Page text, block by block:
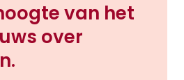
van het
over